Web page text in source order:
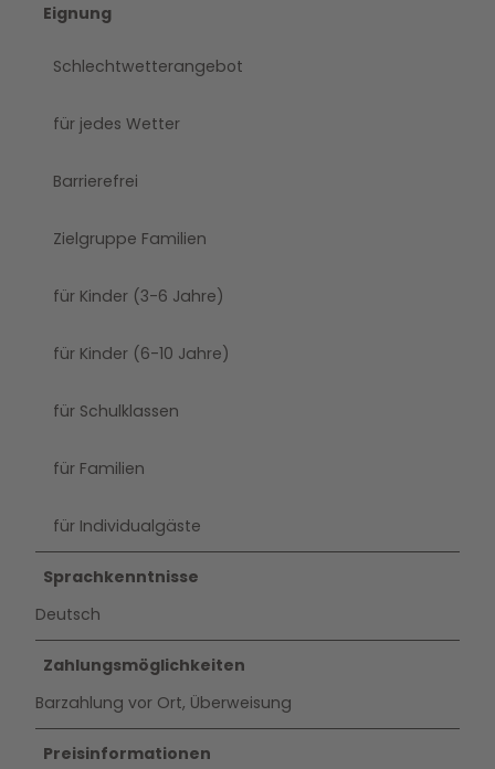
Eignung
Schlechtwetterangebot
für jedes Wetter
Barrierefrei
Zielgruppe Familien
für Kinder (3-6 Jahre)
für Kinder (6-10 Jahre)
für Schulklassen
für Familien
für Individualgäste
Sprachkenntnisse
Deutsch
Zahlungsmöglichkeiten
Barzahlung vor Ort, Überweisung
Preisinformationen